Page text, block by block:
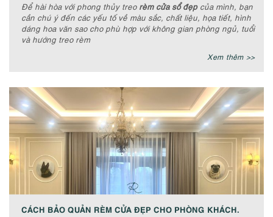
Để hài hòa với phong thủy treo rèm cửa sổ đẹpcủa mình, bạn
cần chú ý đến các yếu tố về màu sắc, chất liệu, họa tiết, hình
dáng hoa văn sao cho phù hợp với không gian phòng ngủ, tuổi
và hướng treo rèm
Xem thêm >>
CÁCH BẢO QUẢN RÈM CỬA ĐẸP CHO PHÒNG KHÁCH.